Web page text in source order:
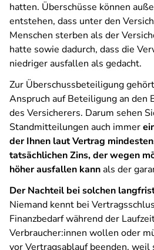
hatten. Überschüsse können
entstehen, dass unter den
Menschen sterben als der
hatte sowie dadurch, dass die
niedriger ausfallen als gedacht.
Zur Überschussbeteiligung
Anspruch auf Beteiligung an den
des Versicherers. Darum sehen
Standmitteilungen auch immer
der Ihnen laut Vertrag
tatsächlichen Zins, der wegen
höher ausfallen kannals der
Der Nachteil bei solchen
Niemand kennt bei
Finanzbedarf während der
Verbraucher:innen wollen oder
vor Vertragsablauf beenden, weil